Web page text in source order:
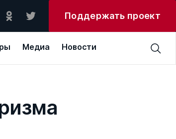
Поддержать проект
Медиа Новости